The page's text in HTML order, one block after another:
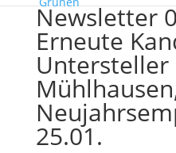
Newsletter
Erneute
Untersteller
25.01.